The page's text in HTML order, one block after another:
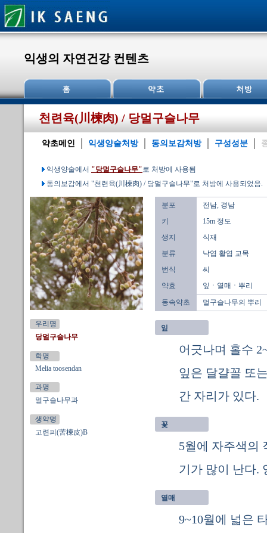
익생의 자연건강 컨텐츠
천련육(川楝肉) / 당멀구슬나무
약초메인 익생양술처방 동의보감처방 구성성분
익생양술에서 "당멀구슬나무"로 처방에 사용됨
동의보감에서 "천련육(川楝肉) / 당멀구슬나무"로 처방에 사용되었음.
우리명
당멀구슬나무
학명
Melia toosendan
과명
멀구슬나무과
생약명
고련피(苦楝皮)B
분포
전남, 경남
키
15m 정도
생지
식재
분류
낙엽 활엽 교목
번식
씨
약효
잎ㆍ열매ㆍ뿌리
동속약초
멀구슬나무의 뿌리
잎
어긋나며 홀수
잎은 달걀꼴 또
간 자리가 있다.
꽃
5월에 자주색의
기가 많이 난다.
열매
9~10월에 넓은